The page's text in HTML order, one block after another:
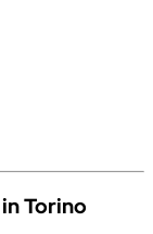
Torino